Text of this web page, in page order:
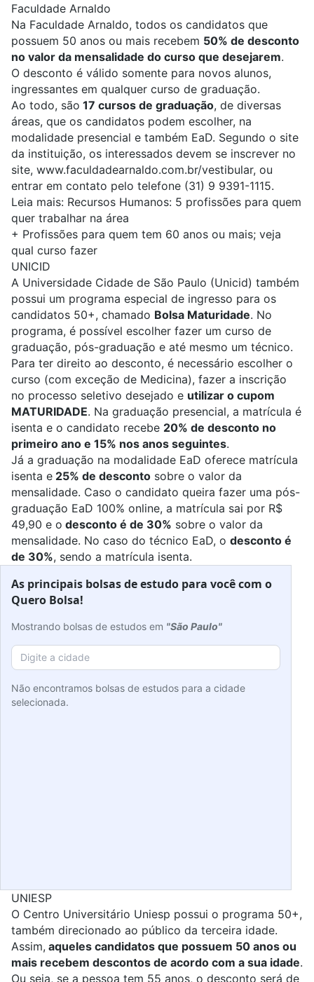
Faculdade Arnaldo
Na Faculdade Arnaldo, todos os candidatos que
possuem 50 anos ou mais recebem 50% de desconto
no valor da mensalidade do curso que desejarem.
O desconto é válido somente para novos alunos,
ingressantes em qualquer curso de graduação.
Ao todo, são 17 cursos de graduação, de diversas
áreas, que os candidatos podem escolher, na
modalidade presencial e também EaD. Segundo o site
da instituição, os interessados devem se inscrever no
site, www.faculdadearnaldo.com.br/vestibular, ou
entrar em contato pelo telefone (31) 9 9391-1115.
Leia mais: Recursos Humanos: 5 profissões para quem
quer trabalhar na área
+ Profissões para quem tem 60 anos ou mais; veja
qual curso fazer
UNICID
A Universidade Cidade de São Paulo (Unicid) também
possui um programa especial de ingresso para os
candidatos 50+, chamado Bolsa Maturidade. No
programa, é possível escolher fazer um curso de
graduação, pós-graduação e até mesmo um técnico.
Para ter direito ao desconto, é necessário escolher o
curso (com exceção de Medicina), fazer a inscrição
no processo seletivo desejado e utilizar o cupom
MATURIDADE. Na graduação presencial, a matrícula é
isenta e o candidato recebe 20% de desconto no
primeiro ano e 15% nos anos seguintes.
Já a graduação na modalidade EaD oferece matrícula
isenta e 25% de desconto sobre o valor da
mensalidade. Caso o candidato queira fazer uma pós-
graduação EaD 100% online, a matrícula sai por R$
49,90 e o desconto é de 30% sobre o valor da
mensalidade. No caso do técnico EaD, o desconto é
de 30%, sendo a matrícula isenta.
As principais bolsas de estudo para você com o
Quero Bolsa!
Mostrando bolsas de estudos em "São Paulo"
Não encontramos bolsas de estudos para a cidade
selecionada.
UNIESP
O Centro Universitário Uniesp possui o programa 50+,
também direcionado ao público da terceira idade.
Assim, aqueles candidatos que possuem 50 anos ou
mais recebem descontos de acordo com a sua idade.
Ou seja, se a pessoa tem 55 anos, o desconto será de